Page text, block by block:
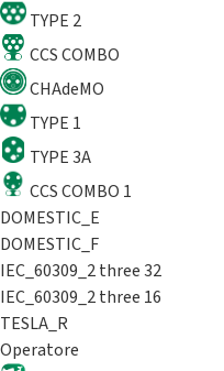
TYPE 2
CCS COMBO
CHAdeMO
TYPE 1
TYPE 3A
CCS COMBO 1
DOMESTIC_E
DOMESTIC_F
IEC_60309_2 three 32
IEC_60309_2 three 16
TESLA_R
Operatore